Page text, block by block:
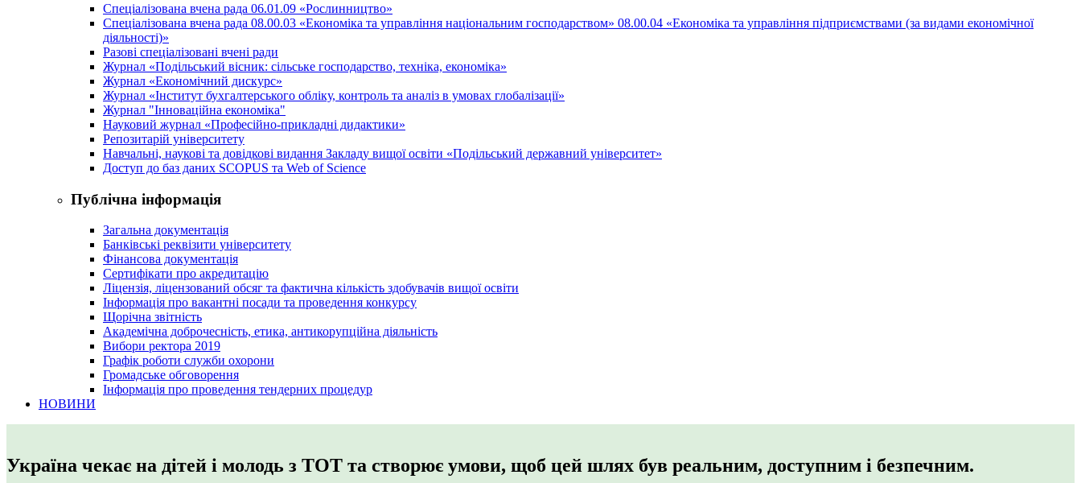
Спеціалізована вчена рада 06.01.09 «Рослинництво»
Спеціалізована вчена рада 08.00.03 «Економіка та управління національним господарством» 08.00.04 «Економіка та управління підприємствами (за видами економічної
діяльності)»
Разові спеціалізовані вчені ради
Журнал «Подільський вісник: сільське господарство, техніка, економіка»
Журнал «Економічний дискурс»
Журнал «Інститут бухгалтерського обліку, контроль та аналіз в умовах глобалізації»
Журнал "Інноваційна економіка"
Науковий журнал «Професійно-прикладні дидактики»
Репозитарій університету
Навчальні, наукові та довідкові видання Закладу вищої освіти «Подільський державний університет»
Доступ до баз даних SCOPUS та Web of Science
Публічна інформація
Загальна документація
Банківські реквізити університету
Фінансова документація
Сертифікати про акредитацію
Ліцензія, ліцензований обсяг та фактична кількість здобувачів вищої освіти
Інформація про вакантні посади та проведення конкурсу
Щорічна звітність
Академічна доброчесність, етика, антикорупційна діяльність
Вибори ректора 2019
Графік роботи служби охорони
Громадське обговорення
Інформація про проведення тендерних процедур
НОВИНИ
Україна чекає на дітей і молодь з ТОТ та створює умови, щоб цей шлях був реальним, доступним і безпечним.